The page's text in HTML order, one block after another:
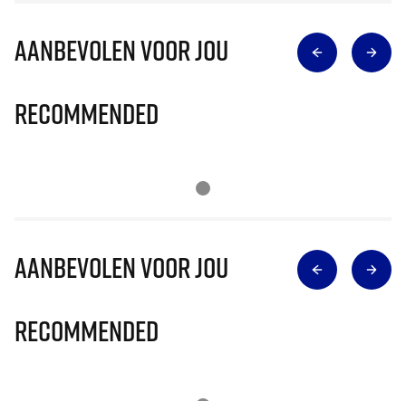
Aanbevolen voor jou
Recommended
Aanbevolen voor jou
Recommended